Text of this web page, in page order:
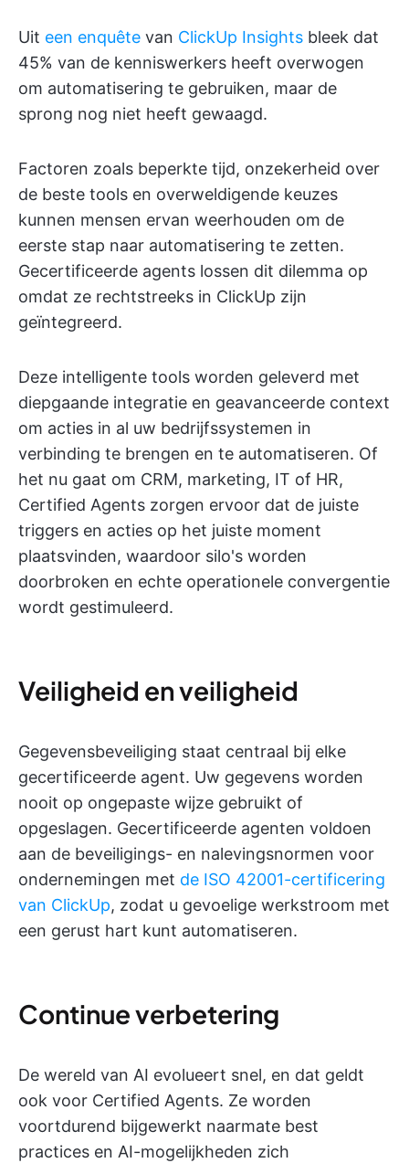
Uit een enquête van ClickUp Insights bleek dat
45% van de kenniswerkers heeft overwogen
om automatisering te gebruiken, maar de
sprong nog niet heeft gewaagd.
Factoren zoals beperkte tijd, onzekerheid over
de beste tools en overweldigende keuzes
kunnen mensen ervan weerhouden om de
eerste stap naar automatisering te zetten.
Gecertificeerde agents lossen dit dilemma op
omdat ze rechtstreeks in ClickUp zijn
geïntegreerd.
Deze intelligente tools worden geleverd met
diepgaande integratie en geavanceerde context
om acties in al uw bedrijfssystemen in
verbinding te brengen en te automatiseren. Of
het nu gaat om CRM, marketing, IT of HR,
Certified Agents zorgen ervoor dat de juiste
triggers en acties op het juiste moment
plaatsvinden, waardoor silo's worden
doorbroken en echte operationele convergentie
wordt gestimuleerd.
Veiligheid en veiligheid
Gegevensbeveiliging staat centraal bij elke
gecertificeerde agent. Uw gegevens worden
nooit op ongepaste wijze gebruikt of
opgeslagen. Gecertificeerde agenten voldoen
aan de beveiligings- en nalevingsnormen voor
ondernemingen met de ISO 42001-certificering
van ClickUp, zodat u gevoelige werkstroom met
een gerust hart kunt automatiseren.
Continue verbetering
De wereld van AI evolueert snel, en dat geldt
ook voor Certified Agents. Ze worden
voortdurend bijgewerkt naarmate best
practices en AI-mogelijkheden zich